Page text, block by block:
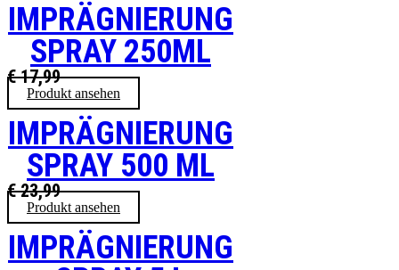
IMPRÄGNIERUNG
SPRAY 250ML
€17,99
Produkt ansehen
IMPRÄGNIERUNG
SPRAY 500 ML
€23,99
Produkt ansehen
IMPRÄGNIERUNG